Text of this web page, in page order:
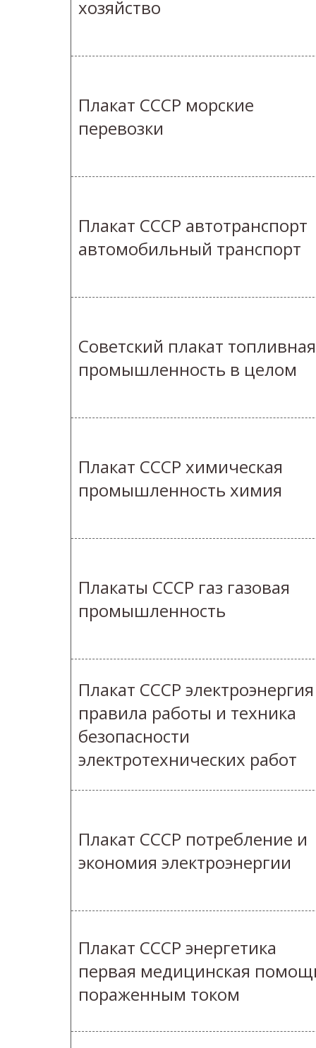
хозяйство
Плакат СССР морские
перевозки
Плакат СССР автотранспорт
автомобильный транспорт
Советский плакат топливная
промышленность в целом
Плакат СССР химическая
промышленность химия
Плакаты СССР газ газовая
промышленность
Плакат СССР электроэнергия
правила работы и техника
безопасности
электротехнических работ
Плакат СССР потребление и
экономия электроэнергии
Плакат СССР энергетика
первая медицинская
пораженным током